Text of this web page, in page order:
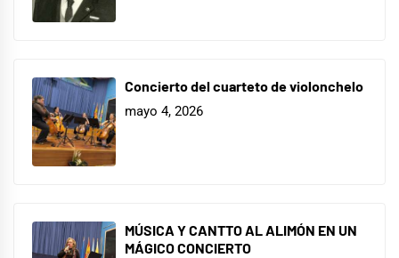
Concierto del cuarteto de violonchelo
mayo 4, 2026
MÚSICA Y CANTTO AL ALIMÓN EN UN
MÁGICO CONCIERTO